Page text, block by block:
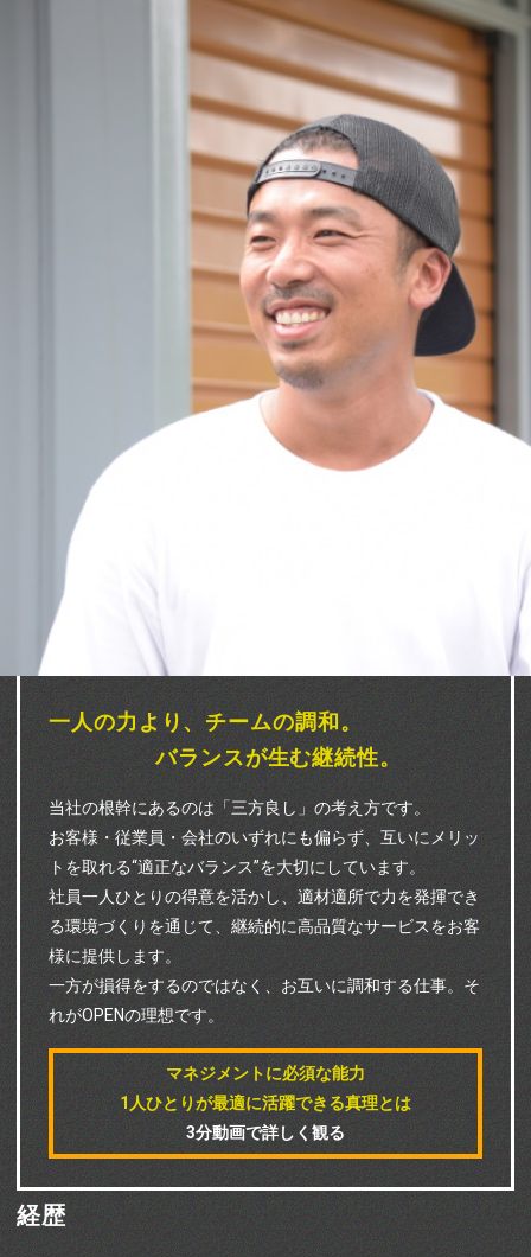
一人の力より、チームの調和。
バランスが生む継続性。
当社の根幹にあるのは「三方良し」の考え方です。
お客様・従業員・会社のいずれにも偏らず、互いにメリッ
トを取れる“適正なバランス”を大切にしています。
社員一人ひとりの得意を活かし、適材適所で力を発揮でき
る環境づくりを通じて、継続的に高品質なサービスをお客
様に提供します。
一方が損得をするのではなく、お互いに調和する仕事。そ
れがOPENの理想です。
マネジメントに必須な能力
1人ひとりが最適に活躍できる真理とは
3分動画で詳しく観る
経歴